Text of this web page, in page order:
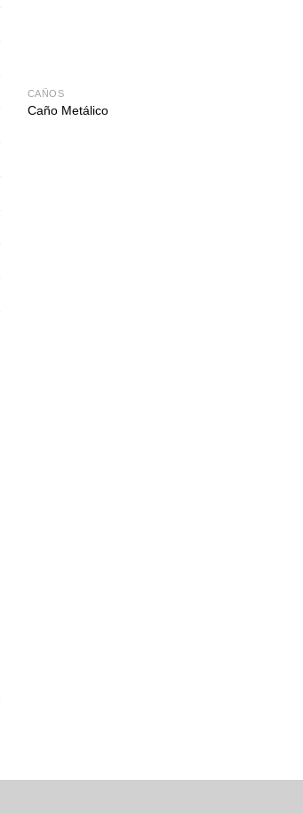
CAÑOS
Caño Metálico